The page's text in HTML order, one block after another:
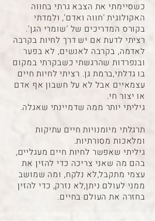
כשסיימתי את הצבא גרתי בחווה
האקולוגית 'חווה ואדם', ולמדתי
בקורס המדריכים של 'שומרי הגן'.
רציתי לדעת אם יש דרך לחיות בקרבה
לאדמה, בקרבה לאנשים, לא בפער
ובנפרדות שהרגשתי כשבקרתי במקום
בו גדלתי,ברמת גן. רציתי לחיות חיים
עצמאיים אבל לא על חשבון אף אדם
או יצור חי.
גיליתי יותר ממה שדמיינתי שאגלה.
תרגלתי מיומנויות חיים עתיקות
ומלאכות מסורתיות.
גיליתי שאפשר לחיות חיים מעגליים,
בהם מה שאני צריכה כדי להזין את
עצמי מתקבל,לא נלקח, ומה שמושב
ממני לעולם ניתן,לא נזרק, כדי להזין
בחזרה את העולם בחיים.